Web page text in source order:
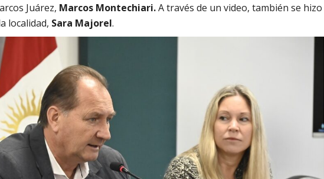
Juárez, Marcos Montechiari.A través de un video, también se hizo
localidad, Sara Majorel.